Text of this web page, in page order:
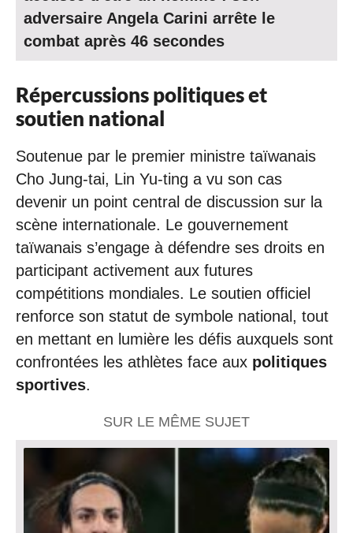
adversaire Angela Carini arrête le
combat après 46 secondes
Répercussions politiques et
soutien national
Soutenue par le premier ministre taïwanais
Cho Jung-tai, Lin Yu-ting a vu son cas
devenir un point central de discussion sur la
scène internationale. Le gouvernement
taïwanais s’engage à défendre ses droits en
participant activement aux futures
compétitions mondiales. Le soutien officiel
renforce son statut de symbole national, tout
en mettant en lumière les défis auxquels sont
confrontées les athlètes face aux politiques
sportives.
SUR LE MÊME SUJET